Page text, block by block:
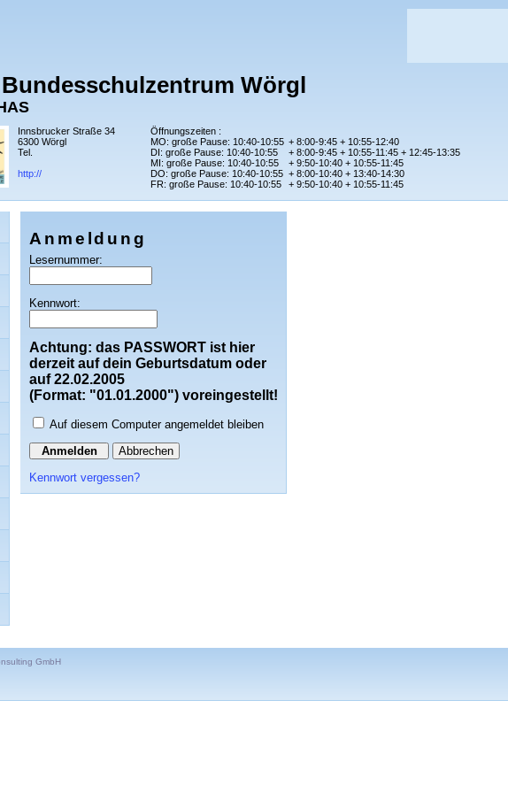
Wörgl
Innsbrucker Straße 34
6300 Wörgl
Tel.
http://
Öffnungszeiten :
MO: große Pause: 10:40-10:55 + 8:00-9:45 + 10:55-12:40
DI: große Pause: 10:40-10:55
+ 8:00-9:45 + 10:55-11:45 + 12:45-13:35
MI: große Pause: 10:40-10:55
+ 9:50-10:40 + 10:55-11:45
DO: große Pause: 10:40-10:55 + 8:00-10:40 + 13:40-14:30
FR: große Pause: 10:40-10:55
+ 9:50-10:40 + 10:55-11:45
Anmeldung
Lesernummer:
Kennwort:
Achtung: das PASSWORT ist hier
derzeit auf dein Geburtsdatum oder
auf22.02.2005
(Format: "01.01.2000") voreingestellt!
Auf diesem Computer angemeldet bleiben
Abbrechen
Kennwort vergessen?
GmbH